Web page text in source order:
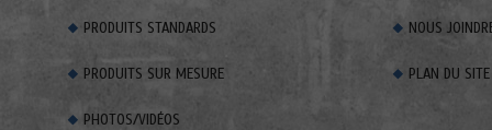
PRODUITS STANDARDS
PRODUITS SUR MESURE
PHOTOS/VIDÉOS
NOUS
PLAN DU SITE